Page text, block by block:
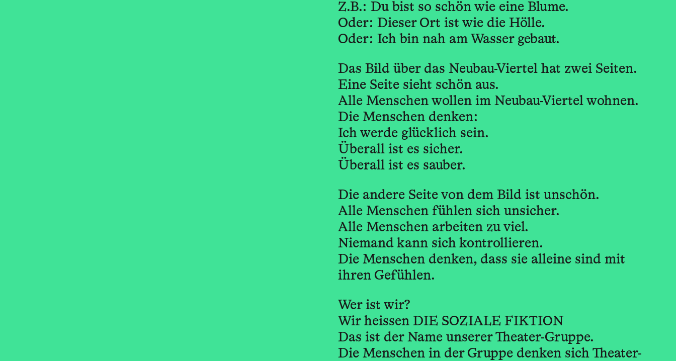
Z.B.: Du bist so schön wie eine Blume.
Oder: Dieser Ort ist wie die Hölle.
Oder: Ich bin nah am Wasser gebaut.
Das Bild über das Neubau-Viertel hat zwei Seiten.
Eine Seite sieht schön aus.
Alle Menschen wollen im Neubau-Viertel wohnen.
Die Menschen denken:
Ich werde glücklich sein.
Überall ist es sicher.
Überall ist es sauber.
Die andere Seite von dem Bild ist unschön.
Alle Menschen fühlen sich unsicher.
Alle Menschen arbeiten zu viel.
Niemand kann sich kontrollieren.
Die Menschen denken, dass sie alleine sind mit
ihren Gefühlen.
Wer ist wir?
Wir heissen DIE SOZIALE FIKTION
Das ist der Name unserer Theater-Gruppe.
Die Menschen in der Gruppe denken sich Theater-